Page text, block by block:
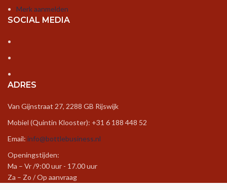
Merk aanmelden
SOCIAL MEDIA
ADRES
Van Gijnstraat 27, 2288 GB Rijswijk
Mobiel (Quintin Klooster): +31 6 188 448 52
Email: info@bottlebusiness.nl
Openingstijden:
Ma – Vr /9:00 uur - 17.00 uur
Za – Zo / Op aanvraag